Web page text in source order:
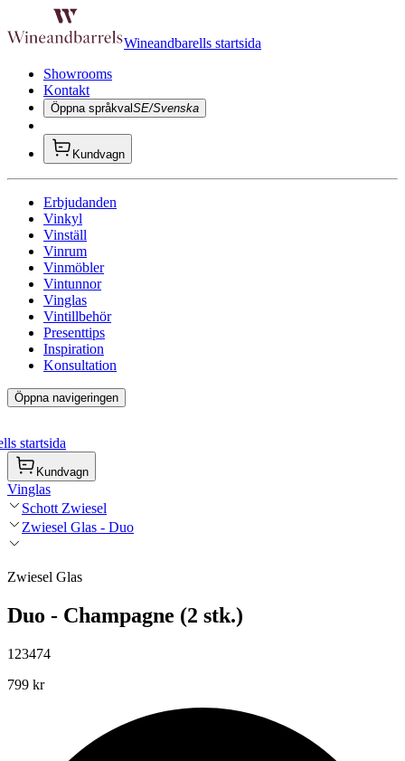
Wineandbarells startsida
Showrooms
Kontakt
Öppna språkvalSE/Svenska
Kundvagn
Erbjudanden
Vinkyl
Vinställ
Vinrum
Vinmöbler
Vintunnor
Vinglas
Vintillbehör
Presenttips
Inspiration
Konsultation
Öppna navigeringen
startsida
Kundvagn
Vinglas
Schott Zwiesel
Zwiesel Glas - Duo
Zwiesel Glas
Duo - Champagne (2 stk.)
123474
799 kr